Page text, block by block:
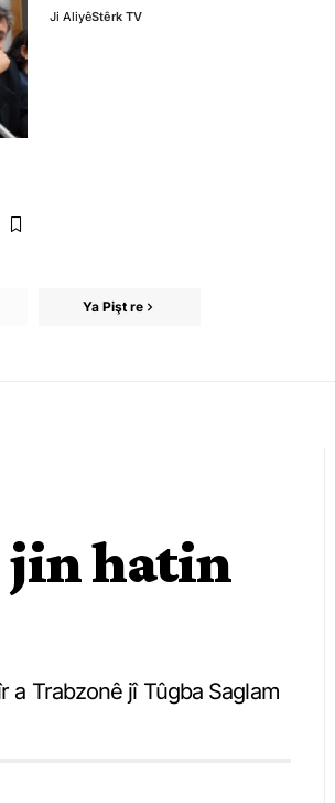
Ji AliyêStêrk TV
Ya Pişt re
jin hatin
a Trabzonê jî Tûgba Saglam